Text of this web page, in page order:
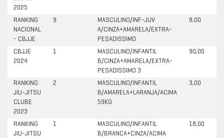
2025
RANKING
NACIONAL
- CBJJE
9
MASCULINO/INF-JUV
A/CINZA+AMARELA/EXTRA-
PESADISSIMO
8,00
CBJJE
2024
1
MASCULINO/INFANTIL
B/CINZA+AMARELA/EXTRA-
PESADISSIMO 3
90,00
RANKING
JIU-JITSU
CLUBE
2023
2
MASCULINO/INFANTIL
B/AMARELA+LARANJA/ACIMA
59KG
3,00
RANKING
JIU-JITSU
1
MASCULINO/INFANTIL
B/BRANCA+CINZA/ACIMA
18,00